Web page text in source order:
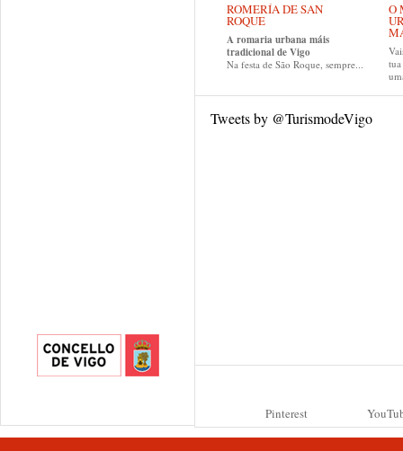
ROMERÍA DE SAN
ROQUE
A romaria urbana máis
tradicional de Vigo
Na festa de São Roque, sempre...
O
Tweets by @TurismodeVigo
Pinterest